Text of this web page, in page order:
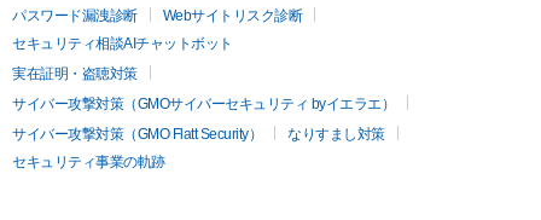
パスワード漏洩診断
Webサイトリスク診断
セキュリティ相談AIチャットボット
実在証明・盗聴対策
サイバー攻撃対策（GMOサイバーセキュリティ byイエラエ）
サイバー攻撃対策（GMO Flatt Security）
なりすまし対策
セキュリティ事業の軌跡